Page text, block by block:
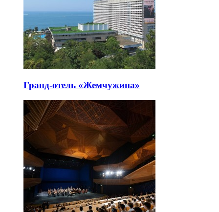
Гранд-отель «Жемчужина»